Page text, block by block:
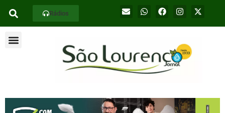
Rádios